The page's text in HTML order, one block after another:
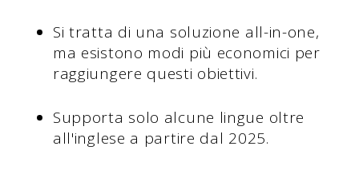
Si tratta di una soluzione all-in-one,
ma esistono modi più economici per
raggiungere questi obiettivi.
Supporta solo alcune lingue oltre
all'inglese a partire dal 2025.